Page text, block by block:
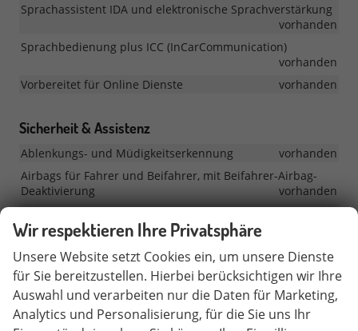
Sprachassistent IDA und elektronische Sprachverstärkung
vorhanden
Sprachbedienung plus ICC (InCarCommunication)
vorhanden
Vorbereitet für Online Dienste
vorhanden
Sicherheit & Assistenz
Ablenkungs- und Müdigkeitserkennung
vorhanden
Airbags für Fahrer und Beifahrer, mit Beifahrer-Airbag-
Deaktivierung
vorhanden
Fahrerbeobachtungskamera
Ausweichunterstützung und Abbiegeassistent
vorhanden
Automatische Distanzregelung ACC 'stop&go'
ab
MJ
2026
vorhanden
Car2X
ab
vorhanden
Wir respektieren Ihre Privatsphäre
Unsere Website setzt Cookies ein, um unsere Dienste
für Sie bereitzustellen. Hierbei berücksichtigen wir Ihre
Auswahl und verarbeiten nur die Daten für Marketing,
Analytics und Personalisierung, für die Sie uns Ihr